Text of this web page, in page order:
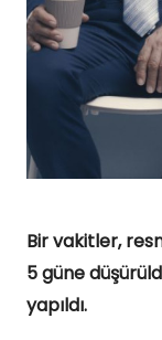
Bir vakitler,
5 güne
yapıldı.